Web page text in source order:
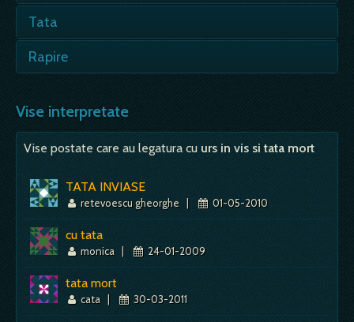
insemna si moarte; - probabil ca, in vremurile
Tata
poate insemna decat acel sprijin garantat,
planurile…
Mai mult despre acest simbol: Dictionar de vise ~ Tata
Rapire
de tata, fie de mama. Un copil se simte
abandonat ... in…
Mai mult despre acest simbol: Dictionar de vise ~ Rapire
Vise interpretate
Vise postate care au legatura cu urs in vis si tata mort
TATA INVIASE
retevoescu gheorghe | 01-05-2010
cu tata
monica | 24-01-2009
tata mort
cata | 30-03-2011